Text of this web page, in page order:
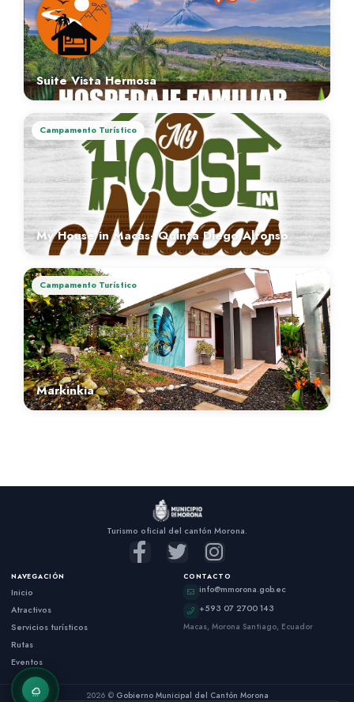
Suite Vista Hermosa
Campamento Turístico
My House in Macas- Quinta Diego Alfonso
Campamento Turístico
Markinkia
Turismo oficial del cantón Morona.
NAVEGACIÓN
Inicio
Atractivos
Servicios turísticos
Rutas
Eventos
CONTACTO
info@mmorona.gob.ec
+593 07 2700 143
Macas, Morona Santiago, Ecuador
2026 © Gobierno Municipal del Cantón Morona